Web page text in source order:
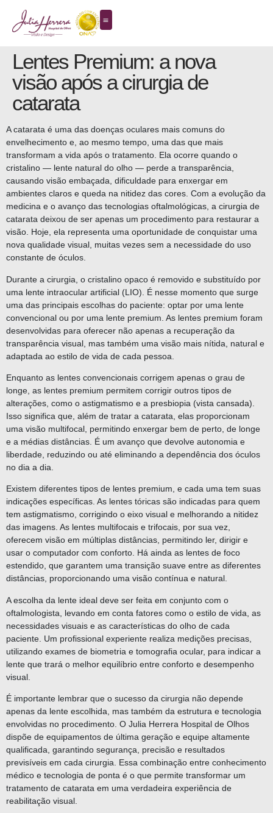
Lentes Premium: a nova
visão após a cirurgia de
catarata
A catarata é uma das doenças oculares mais comuns do
envelhecimento e, ao mesmo tempo, uma das que mais
transformam a vida após o tratamento. Ela ocorre quando o
cristalino — lente natural do olho — perde a transparência,
causando visão embaçada, dificuldade para enxergar em
ambientes claros e queda na nitidez das cores. Com a evolução da
medicina e o avanço das tecnologias oftalmológicas, a cirurgia de
catarata deixou de ser apenas um procedimento para restaurar a
visão. Hoje, ela representa uma oportunidade de conquistar uma
nova qualidade visual, muitas vezes sem a necessidade do uso
constante de óculos.
Durante a cirurgia, o cristalino opaco é removido e substituído por
uma lente intraocular artificial (LIO). É nesse momento que surge
uma das principais escolhas do paciente: optar por uma lente
convencional ou por uma lente premium. As lentes premium foram
desenvolvidas para oferecer não apenas a recuperação da
transparência visual, mas também uma visão mais nítida, natural e
adaptada ao estilo de vida de cada pessoa.
Enquanto as lentes convencionais corrigem apenas o grau de
longe, as lentes premium permitem corrigir outros tipos de
alterações, como o astigmatismo e a presbiopia (vista cansada).
Isso significa que, além de tratar a catarata, elas proporcionam
uma visão multifocal, permitindo enxergar bem de perto, de longe
e a médias distâncias. É um avanço que devolve autonomia e
liberdade, reduzindo ou até eliminando a dependência dos óculos
no dia a dia.
Existem diferentes tipos de lentes premium, e cada uma tem suas
indicações específicas. As lentes tóricas são indicadas para quem
tem astigmatismo, corrigindo o eixo visual e melhorando a nitidez
das imagens. As lentes multifocais e trifocais, por sua vez,
oferecem visão em múltiplas distâncias, permitindo ler, dirigir e
usar o computador com conforto. Há ainda as lentes de foco
estendido, que garantem uma transição suave entre as diferentes
distâncias, proporcionando uma visão contínua e natural.
A escolha da lente ideal deve ser feita em conjunto com o
oftalmologista, levando em conta fatores como o estilo de vida, as
necessidades visuais e as características do olho de cada
paciente. Um profissional experiente realiza medições precisas,
utilizando exames de biometria e tomografia ocular, para indicar a
lente que trará o melhor equilíbrio entre conforto e desempenho
visual.
É importante lembrar que o sucesso da cirurgia não depende
apenas da lente escolhida, mas também da estrutura e tecnologia
envolvidas no procedimento. O Julia Herrera Hospital de Olhos
dispõe de equipamentos de última geração e equipe altamente
qualificada, garantindo segurança, precisão e resultados
previsíveis em cada cirurgia. Essa combinação entre conhecimento
médico e tecnologia de ponta é o que permite transformar um
tratamento de catarata em uma verdadeira experiência de
reabilitação visual.